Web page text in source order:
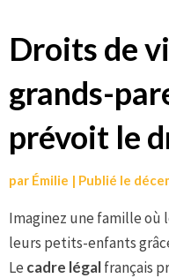
Aller
au
contenu
Droits de
grands-
prévoit le
par Émilie | Publié le
Imaginez une famille où
leurs petits-enfants
Le cadre légalfrançais